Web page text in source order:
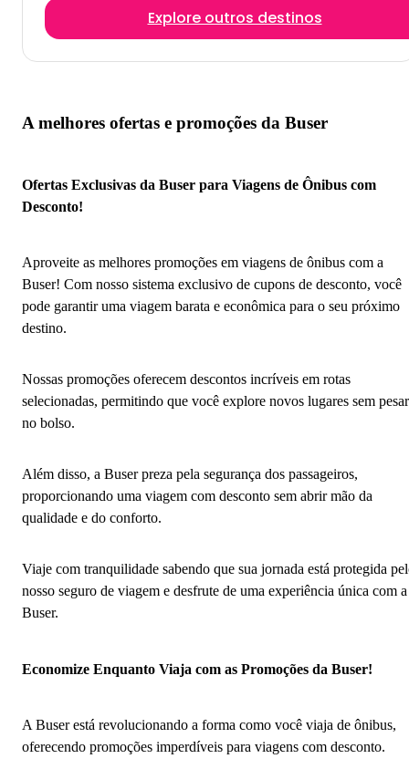
Explore outros destinos
A melhores ofertas e promoções da Buser
Ofertas Exclusivas da Buser para Viagens de Ônibus com
Desconto!
Aproveite as melhores promoções em viagens de ônibus com a
Buser! Com nosso sistema exclusivo de cupons de desconto, você
pode garantir uma viagem barata e econômica para o seu próximo
destino.
Nossas promoções oferecem descontos incríveis em rotas
selecionadas, permitindo que você explore novos lugares sem pesar
no bolso.
Além disso, a Buser preza pela segurança dos passageiros,
proporcionando uma viagem com desconto sem abrir mão da
qualidade e do conforto.
Viaje com tranquilidade sabendo que sua jornada está protegida
nosso seguro de viagem e desfrute de uma experiência única com a
Buser.
Economize Enquanto Viaja com as Promoções da Buser!
A Buser está revolucionando a forma como você viaja de ônibus,
oferecendo promoções imperdíveis para viagens com desconto.